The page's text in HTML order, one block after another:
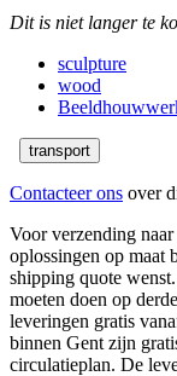
Dit is niet langer te
sculpture
wood
transport
Contacteer ons over
Voor verzending
oplossingen op maat
shipping quote
moeten doen op
leveringen gratis
binnen Gent zijn
circulatieplan. De